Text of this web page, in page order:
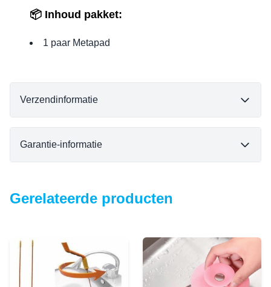
📦 Inhoud pakket:
1 paar Metapad
Verzendinformatie
Garantie-informatie
Gerelateerde producten